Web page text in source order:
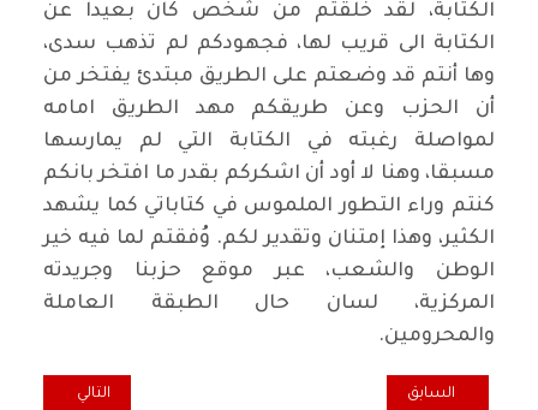
الكتابة، لقد خلقتم من شخص كان بعيدا عن
الكتابة الى قريب لها، فجهودكم لم تذهب سدى،
وها أنتم قد وضعتم على الطريق مبتدئ يفتخر من
أن الحزب وعن طريقكم مهد الطريق امامه
لمواصلة رغبته في الكتابة التي لم يمارسها
مسبقا، وهنا لا أود أن اشكركم بقدر ما افتخر بانكم
كنتم وراء التطور الملموس في كتاباتي كما يشهد
الكثير، وهذا إمتنان وتقدير لكم. وُفقتم لما فيه خير
الوطن والشعب، عبر موقع حزبنا وجريدته
المركزية، لسان حال الطبقة العاملة
والمحرومين.
المقال السابق: هل لروسيا القدرة لإحتواء الازمة السورية
السابق المقال التالي:
التالي